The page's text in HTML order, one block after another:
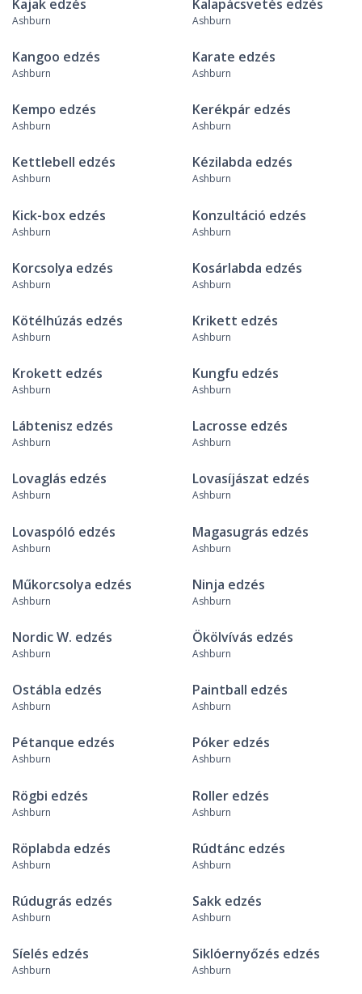
Kajak edzés
Ashburn
Kalapácsvetés edzés
Ashburn
Kangoo edzés
Ashburn
Karate edzés
Ashburn
Kempo edzés
Ashburn
Kerékpár edzés
Ashburn
Kettlebell edzés
Ashburn
Kézilabda edzés
Ashburn
Kick-box edzés
Ashburn
Konzultáció edzés
Ashburn
Korcsolya edzés
Ashburn
Kosárlabda edzés
Ashburn
Kötélhúzás edzés
Ashburn
Krikett edzés
Ashburn
Krokett edzés
Ashburn
Kungfu edzés
Ashburn
Lábtenisz edzés
Ashburn
Lacrosse edzés
Ashburn
Lovaglás edzés
Ashburn
Lovasíjászat edzés
Ashburn
Lovaspóló edzés
Ashburn
Magasugrás edzés
Ashburn
Műkorcsolya edzés
Ashburn
Ninja edzés
Ashburn
Nordic W. edzés
Ashburn
Ökölvívás edzés
Ashburn
Ostábla edzés
Ashburn
Paintball edzés
Ashburn
Pétanque edzés
Ashburn
Póker edzés
Ashburn
Rögbi edzés
Ashburn
Roller edzés
Ashburn
Röplabda edzés
Ashburn
Rúdtánc edzés
Ashburn
Rúdugrás edzés
Ashburn
Sakk edzés
Ashburn
Síelés edzés
Ashburn
Siklóernyőzés edzés
Ashburn